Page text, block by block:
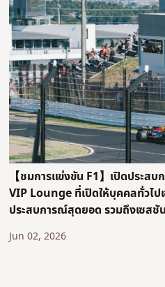
【ชมการแข่งขัน F1】เปิดประ
VIP Lounge ที่เปิดให้บุคคลทั่วไป
ประสบการณ์สุดยอด รวมถึงเซส
Jun 02, 2026